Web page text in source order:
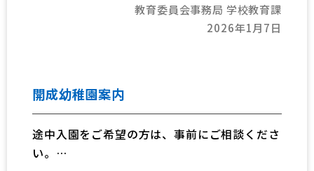
日程については、以下の表を参照してくださ
程等をご確認の上、出席してください。
なお、説明会の内容等については、各学校に直
教育委員会事務局 学校教育課
2026年1月7日
開成幼稚園案内
途中入園をご希望の方は、事前にご相談くださ
い。